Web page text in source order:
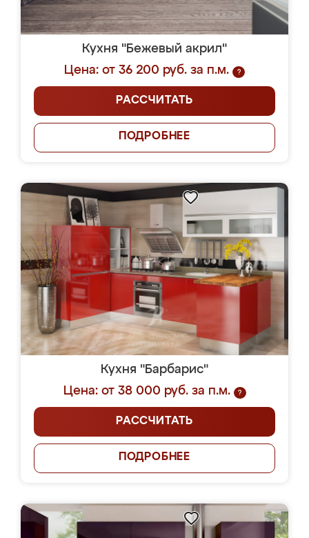
Кухня "Бежевый акрил"
Цена: от 36 200 руб. за п.м.
?
РАССЧИТАТЬ
ПОДРОБНЕЕ
Кухня "Барбарис"
Цена: от 38 000 руб. за п.м.
?
РАССЧИТАТЬ
ПОДРОБНЕЕ